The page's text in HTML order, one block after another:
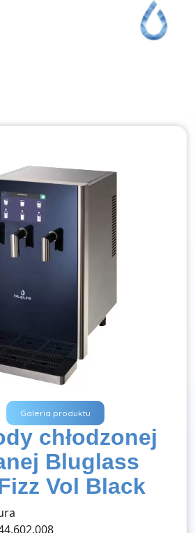
Galeria produktu
chłodzonej
Bluglass
Vol Black